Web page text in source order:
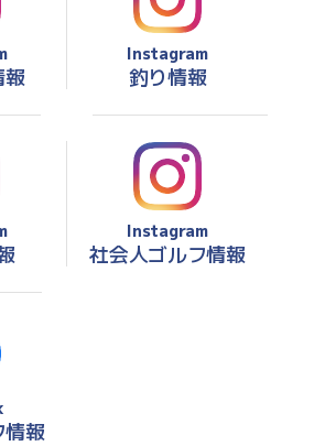
報
Instagram
釣り情報
Instagram
社会人ゴルフ情報
情報